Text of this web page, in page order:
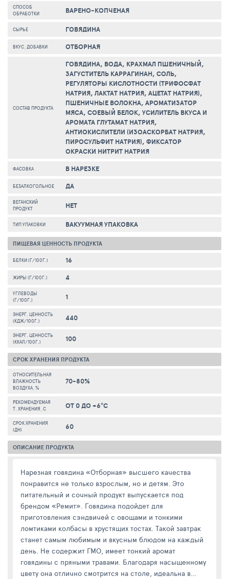
СПОСОБ
ОБРАБОТКИ
ВАРЕНО-КОПЧЕНАЯ
СЫРЬЕ ГОВЯДИНА
ВКУС, ДОБАВКИ ОТБОРНАЯ
СОСТАВ ПРОДУКТА
ГОВЯДИНА, ВОДА, КРАХМАЛ ПШЕНИЧНЫЙ,
ЗАГУСТИТЕЛЬ КАРРАГИНАН, СОЛЬ,
РЕГУЛЯТОРЫ КИСЛОТНОСТИ (ТРИФОСФАТ
НАТРИЯ, ЛАКТАТ НАТРИЯ, АЦЕТАТ НАТРИЯ),
ПШЕНИЧНЫЕ ВОЛОКНА, АРОМАТИЗАТОР
МЯСА, СОЕВЫЙ БЕЛОК, УСИЛИТЕЛЬ ВКУСА И
АРОМАТА ГЛУТАМАТ НАТРИЯ,
АНТИОКИСЛИТЕЛИ (ИЗОАСКОРБАТ НАТРИЯ,
ПИРОСУЛЬФИТ НАТРИЯ), ФИКСАТОР
ОКРАСКИ НИТРИТ НАТРИЯ
ФАСОВКА В НАРЕЗКЕ
БЕЗАЛКОГОЛЬНОЕ ДА
ВЕГАНСКИЙ
ПРОДУКТ
НЕТ
ТИП УПАКОВКИ ВАКУУМНАЯ УПАКОВКА
ПИЩЕВАЯ ЦЕННОСТЬ ПРОДУКТА
БЕЛКИ (Г/100Г.) 16
ЖИРЫ (Г/100Г.) 4
УГЛЕВОДЫ
(Г/100Г.)
1
ЭНЕРГ. ЦЕННОСТЬ
(КДЖ/100Г.)
440
ЭНЕРГ. ЦЕННОСТЬ
(ККАЛ/100Г.)
100
СРОК ХРАНЕНИЯ ПРОДУКТА
ОТНОСИТЕЛЬНАЯ
ВЛАЖНОСТЬ
ВОЗДУХА, %
70-80%
РЕКОМЕНДУЕМАЯ
T. ХРАНЕНИЯ, C
ОТ 0 ДО +6°C
СРОК ХРАНЕНИЯ
(ДН)
60
ОПИСАНИЕ ПРОДУКТА
Нарезная говядина «Отборная» высшего качества
понравится не только взрослым, но и детям. Это
питательный и сочный продукт выпускается под
брендом «Ремит». Говядина подойдет для
приготовления сэндвичей с овощами и тонкими
ломтиками колбасы в хрустящих тостах. Такой завтрак
станет самым любимым и вкусным блюдом на каждый
день. Не содержит ГМО, имеет тонкий аромат
говядины с пряными травами. Благодаря насыщенному
цвету она отлично смотрится на столе, идеальна в